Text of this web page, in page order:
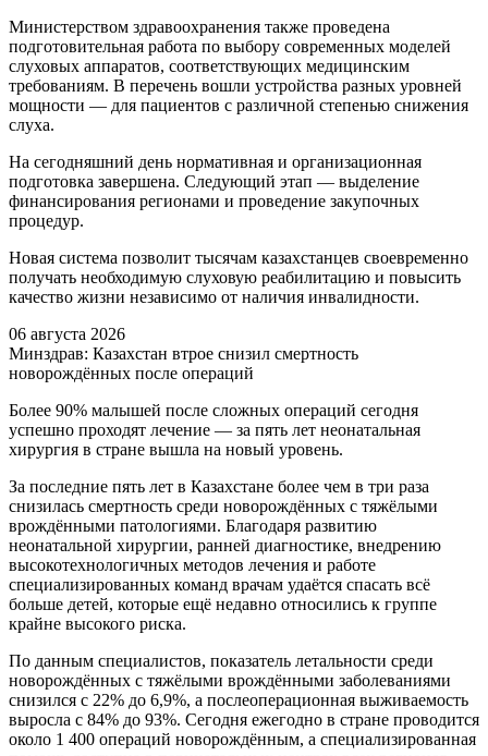
Министерством здравоохранения также проведена
подготовительная работа по выбору современных моделей
слуховых аппаратов, соответствующих медицинским
требованиям. В перечень вошли устройства разных уровней
мощности — для пациентов с различной степенью снижения
слуха.
На сегодняшний день нормативная и организационная
подготовка завершена. Следующий этап — выделение
финансирования регионами и проведение закупочных
процедур.
Новая система позволит тысячам казахстанцев своевременно
получать необходимую слуховую реабилитацию и повысить
качество жизни независимо от наличия инвалидности.
06 августа 2026
Минздрав: Казахстан втрое снизил смертность
новорождённых после операций
Более 90% малышей после сложных операций сегодня
успешно проходят лечение — за пять лет неонатальная
хирургия в стране вышла на новый уровень.
За последние пять лет в Казахстане более чем в три раза
снизилась смертность среди новорождённых с тяжёлыми
врождёнными патологиями. Благодаря развитию
неонатальной хирургии, ранней диагностике, внедрению
высокотехнологичных методов лечения и работе
специализированных команд врачам удаётся спасать всё
больше детей, которые ещё недавно относились к группе
крайне высокого риска.
По данным специалистов, показатель летальности среди
новорождённых с тяжёлыми врождёнными заболеваниями
снизился с 22% до 6,9%, а послеоперационная выживаемость
выросла с 84% до 93%. Сегодня ежегодно в стране проводится
около 1 400 операций новорождённым, а специализированная